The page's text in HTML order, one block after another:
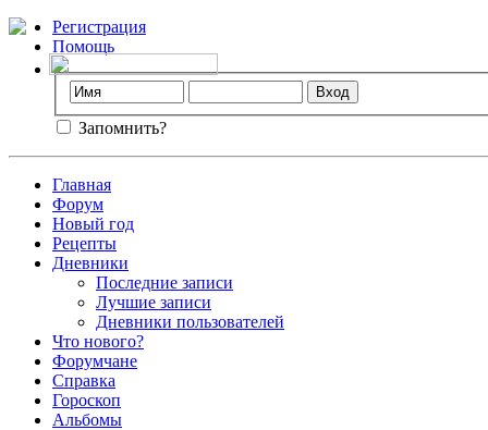
Регистрация
Помощь
Запомнить?
Главная
Форум
Новый год
Рецепты
Дневники
Последние записи
Лучшие записи
Дневники пользователей
Что нового?
Форумчане
Справка
Гороскоп
Альбомы